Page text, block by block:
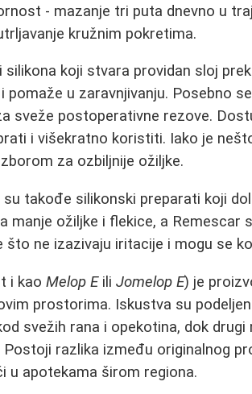
- mazanje tri puta dnevno u
kružnim pokretima.
silikona koji stvara providan sloj
pomaže u zaravnjivanju. Posebno
sveže postoperativne rezove.
i višekratno koristiti. Iako je
za ozbiljnije ožiljke.
su takođe silikonski preparati koji
manje ožiljke i flekice, a Remescar
što ne izazivaju iritacije i mogu se
i kaoMelop EiliJomelop E) je
prostorima. Iskustva su
svežih rana i opekotina, dok drugi
Postoji razlika između originalnog
u apotekama širom regiona.